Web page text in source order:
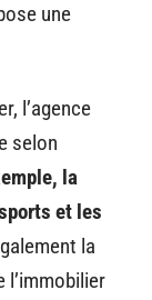
une
l’agence
selon
la
et les
la
l’immobilier